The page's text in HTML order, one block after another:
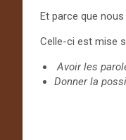
Et parce que
Celle-ci est mise
Avoir les
Donner la